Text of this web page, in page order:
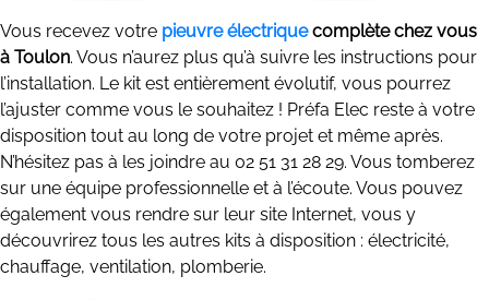
Vous recevez votre pieuvre électriquecomplète chez vous
à Toulon. Vous n’aurez plus qu’à suivre les instructions pour
l’installation. Le kit est entièrement évolutif, vous pourrez
l’ajuster comme vous le souhaitez ! Préfa Elec reste à votre
disposition tout au long de votre projet et même après.
N’hésitez pas à les joindre au 02 51 31 28 29. Vous tomberez
sur une équipe professionnelle et à l’écoute. Vous pouvez
également vous rendre sur leur site Internet, vous y
découvrirez tous les autres kits à disposition : électricité,
chauffage, ventilation, plomberie.